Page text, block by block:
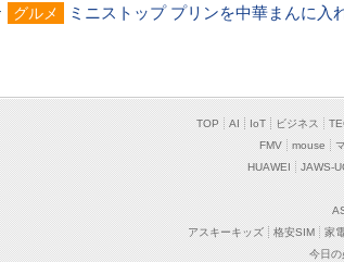
グルメ ミニストップ プリンを中華まんに入
TOP AI IoT ビジネス
FMV
mouse
HUAWEI
JAWS-
アスキーキッズ
格安SIM 家
今日の